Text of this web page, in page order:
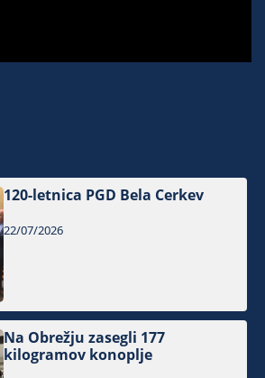
120-letnica PGD Bela Cerkev
22/07/2026
Na Obrežju zasegli 177
kilogramov konoplje